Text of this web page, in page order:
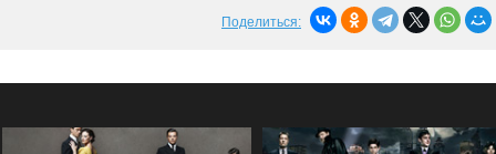
Поделиться: